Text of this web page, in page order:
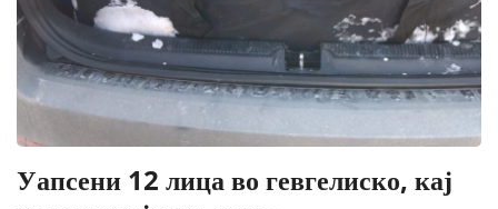
Уапсени 12 лица во гевгелиско, кај